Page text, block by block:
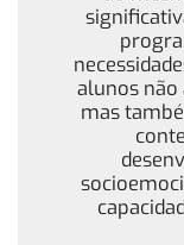
alunos não
mas